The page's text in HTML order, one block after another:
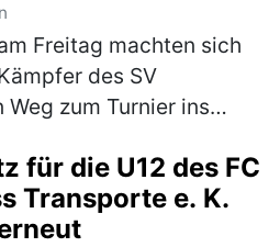
Freitag machten sich
des SV
zum Turnier ins
270 Vereinen gut
für die U12 des FC
Transporte e. K.